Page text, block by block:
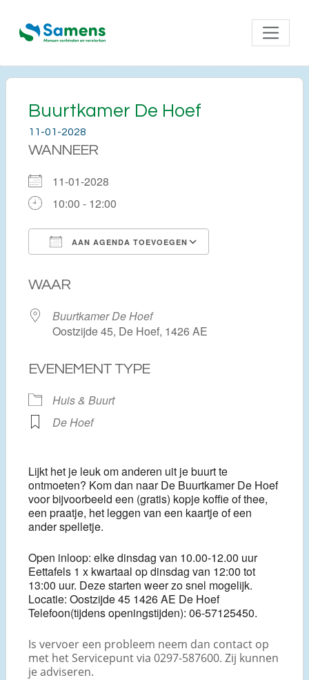
Buurtkamer De Hoef
11-01-2028
WANNEER
11-01-2028
10:00 - 12:00
AAN AGENDA TOEVOEGEN
WAAR
Buurtkamer De Hoef
Oostzijde 45, De Hoef, 1426 AE
EVENEMENT TYPE
Huis & Buurt
De Hoef
Lijkt het je leuk om anderen uit je buurt te
ontmoeten? Kom dan naar De Buurtkamer De Hoef
voor bijvoorbeeld een (gratis) kopje koffie of thee,
een praatje, het leggen van een kaartje of een
ander spelletje.
Open inloop: elke dinsdag van 10.00-12.00 uur
Eettafels 1 x kwartaal op dinsdag van 12:00 tot
13:00 uur. Deze starten weer zo snel mogelijk.
Locatie: Oostzijde 45 1426 AE De Hoef
Telefoon(tijdens openingstijden): 06-57125450.
Is vervoer een probleem neem dan contact op
met het Servicepunt via 0297-587600. Zij kunnen
je adviseren.